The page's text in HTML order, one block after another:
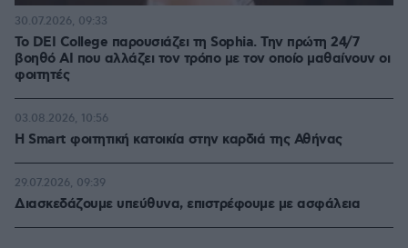
Το DEI College παρουσιάζει τη Sophia. Την πρώτη 24/7
βοηθό AI που αλλάζει τον τρόπο με τον οποίο μαθαίνουν οι
φοιτητές
30.07.2026, 09:33
Η Smart φοιτητική κατοικία στην καρδιά της Αθήνας
03.08.2026, 10:56
Διασκεδάζουμε υπεύθυνα, επιστρέφουμε με ασφάλεια
29.07.2026, 09:39